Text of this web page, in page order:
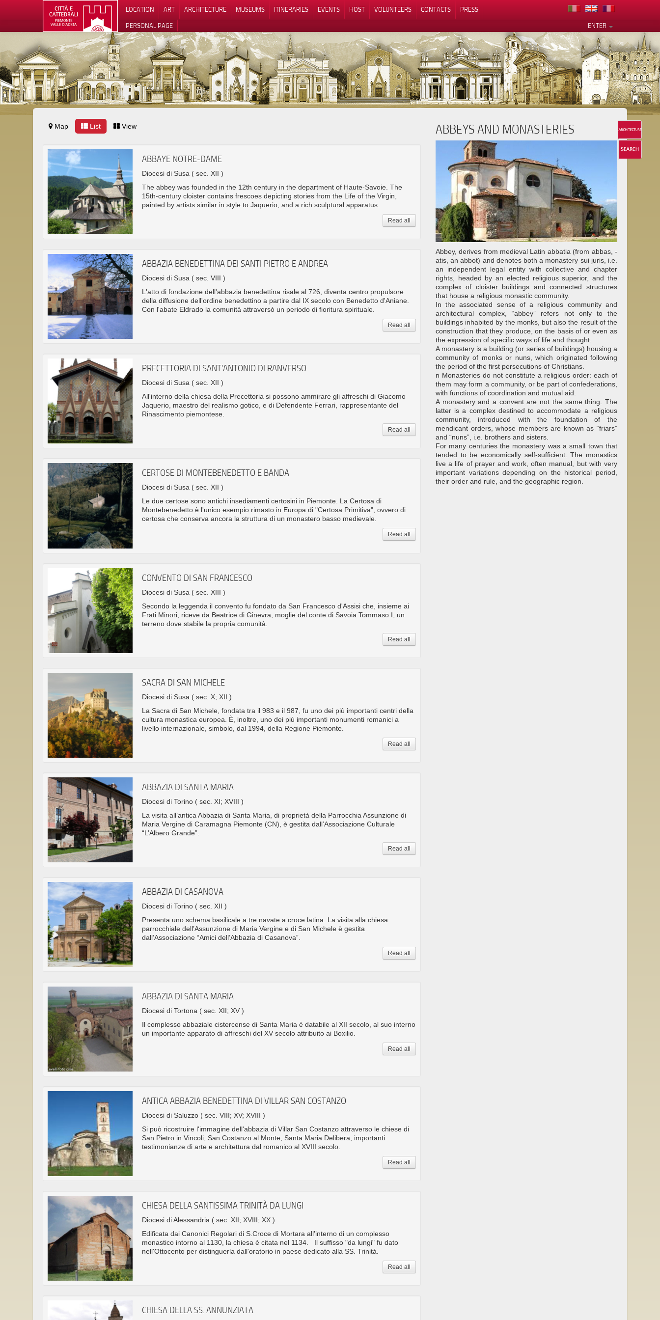
LOCATION ART ARCHITECTURE MUSEUMS ITINERARIES EVENTS HOST VOLUNTEERS CONTACTS
PRESS
ENTER
PERSONAL PAGE
Map List View
ABBAYE NOTRE-DAME
Diocesi di Susa ( sec. XII )
The abbey was founded in the 12th century in the department of Haute-Savoie. The
15th-century cloister contains frescoes depicting stories from the Life of the Virgin,
painted by artists similar in style to Jaquerio, and a rich sculptural apparatus.
Read all
ABBAZIA BENEDETTINA DEI SANTI PIETRO E ANDREA
Diocesi di Susa ( sec. VIII )
L'atto di fondazione dell'abbazia benedettina risale al 726, diventa centro propulsore
della diffusione dell'ordine benedettino a partire dal IX secolo con Benedetto d'Aniane.
Con l'abate Eldrado la comunità attraversò un periodo di fioritura spirituale.
Read all
PRECETTORIA DI SANT’ANTONIO DI RANVERSO
Diocesi di Susa ( sec. XII )
All'interno della chiesa della Precettoria si possono ammirare gli affreschi di Giacomo
Jaquerio, maestro del realismo gotico, e di Defendente Ferrari, rappresentante del
Rinascimento piemontese.
Read all
CERTOSE DI MONTEBENEDETTO E BANDA
Diocesi di Susa ( sec. XII )
Le due certose sono antichi insediamenti certosini in Piemonte. La Certosa di
Montebenedetto è l'unico esempio rimasto in Europa di "Certosa Primitiva", ovvero di
certosa che conserva ancora la struttura di un monastero basso medievale.
Read all
CONVENTO DI SAN FRANCESCO
Diocesi di Susa ( sec. XIII )
Secondo la leggenda il convento fu fondato da San Francesco d'Assisi che, insieme ai
Frati Minori, riceve da Beatrice di Ginevra, moglie del conte di Savoia Tommaso I, un
terreno dove stabile la propria comunità.
Read all
SACRA DI SAN MICHELE
Diocesi di Susa ( sec. X; XII )
La Sacra di San Michele, fondata tra il 983 e il 987, fu uno dei più importanti centri della
cultura monastica europea. È, inoltre, uno dei più importanti monumenti romanici a
livello internazionale, simbolo, dal 1994, della Regione Piemonte.
Read all
ABBAZIA DI SANTA MARIA
Diocesi di Torino ( sec. XI; XVIII )
La visita all’antica Abbazia di Santa Maria, di proprietà della Parrocchia Assunzione di
Maria Vergine di Caramagna Piemonte (CN), è gestita dall’Associazione Culturale
“L’Albero Grande”.
Read all
ABBAZIA DI CASANOVA
Diocesi di Torino ( sec. XII )
Presenta uno schema basilicale a tre navate a croce latina. La visita alla chiesa
parrocchiale dell’Assunzione di Maria Vergine e di San Michele è gestita
dall’Associazione “Amici dell’Abbazia di Casanova”.
Read all
ABBAZIA DI SANTA MARIA
Diocesi di Tortona ( sec. XII; XV )
Il complesso abbaziale cistercense di Santa Maria è databile al XII secolo, al suo interno
un importante apparato di affreschi del XV secolo attribuito ai Boxilio.
Read all
ANTICA ABBAZIA BENEDETTINA DI VILLAR SAN COSTANZO
Diocesi di Saluzzo ( sec. VIII; XV; XVIII )
Si può ricostruire l'immagine dell'abbazia di Villar San Costanzo attraverso le chiese di
San Pietro in Vincoli, San Costanzo al Monte, Santa Maria Delibera, importanti
testimonianze di arte e architettura dal romanico al XVIII secolo.
Read all
CHIESA DELLA SANTISSIMA TRINITÀ DA LUNGI
Diocesi di Alessandria ( sec. XII; XVIII; XX )
Edificata dai Canonici Regolari di S.Croce di Mortara all'interno di un complesso
monastico intorno al 1130, la chiesa è citata nel 1134. Il suffisso "da lungi" fu dato
nell'Ottocento per distinguerla dall'oratorio in paese dedicato alla SS. Trinità.
Read all
CHIESA DELLA SS. ANNUNZIATA
ABBEYS AND MONASTERIES
Abbey, derives from medieval Latin abbatia (from abbas, -
atis, an abbot) and denotes both a monastery sui juris, i.e.
an independent legal entity with collective and chapter
rights, headed by an elected religious superior, and the
complex of cloister buildings and connected structures
that house a religious monastic community.
In the associated sense of a religious community and
architectural complex, “abbey” refers not only to the
buildings inhabited by the monks, but also the result of the
construction that they produce, on the basis of or even as
the expression of specific ways of life and thought.
A monastery is a building (or series of buildings) housing a
community of monks or nuns, which originated following
the period of the first persecutions of Christians.
n Monasteries do not constitute a religious order: each of
them may form a community, or be part of confederations,
with functions of coordination and mutual aid.
A monastery and a convent are not the same thing. The
latter is a complex destined to accommodate a religious
community, introduced with the foundation of the
mendicant orders, whose members are known as “friars”
and “nuns”, i.e. brothers and sisters.
For many centuries the monastery was a small town that
tended to be economically self-sufficient. The monastics
live a life of prayer and work, often manual, but with very
important variations depending on the historical period,
their order and rule, and the geographic region.